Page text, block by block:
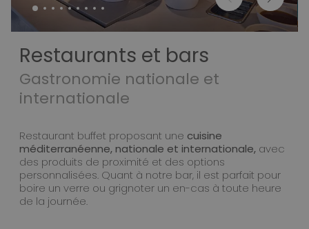
Restaurants et bars
Gastronomie nationale et
internationale
Restaurant buffet proposant une cuisine
méditerranéenne, nationale et internationale, avec
des produits de proximité et des options
personnalisées. Quant à notre bar, il est parfait pour
boire un verre ou grignoter un en-cas à toute heure
de la journée.